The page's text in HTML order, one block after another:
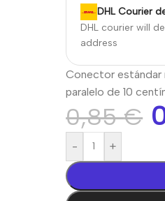
DHL Courier
DHL courier will
address
Conector estándar
paralelo de 10
0,85€
- +